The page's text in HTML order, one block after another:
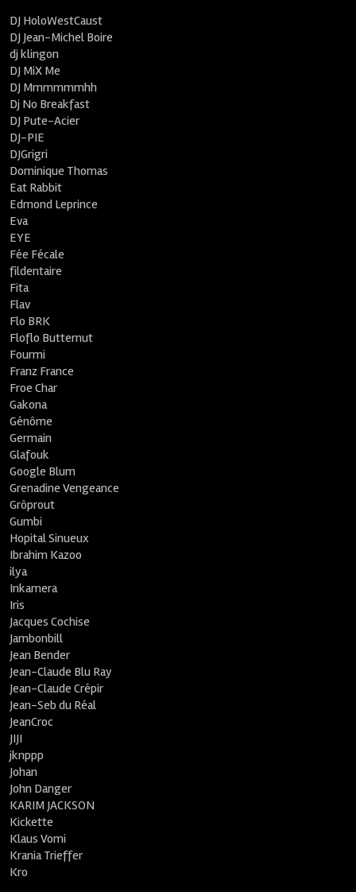
DJ HoloWestCaust
DJ Jean-Michel Boire
dj klingon
DJ MiX Me
DJ Mmmmmmhh
Dj No Breakfast
DJ Pute-Acier
DJ-PIE
DJGrigri
Dominique Thomas
Eat Rabbit
Edmond Leprince
Eva
EYE
Fée Fécale
fildentaire
Fita
Flav
Flo BRK
Floflo Butternut
Fourmi
Franz France
Froe Char
Gakona
Génôme
Germain
Glafouk
Google Blum
Grenadine Vengeance
Grôprout
Gumbi
Hopital Sinueux
Ibrahim Kazoo
ilya
Inkamera
Iris
Jacques Cochise
Jambonbill
Jean Bender
Jean-Claude Blu Ray
Jean-Claude Crépir
Jean-Seb du Réal
JeanCroc
JIJI
jknppp
Johan
John Danger
KARIM JACKSON
Kickette
Klaus Vomi
Krania Trieffer
Kro